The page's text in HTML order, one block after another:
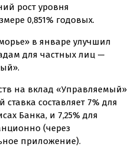
рост уровня
0,851% годовых.
в январе улучшил
для частных лиц —
на вклад «Управляемый»
ставка составляет 7% для
Банка, и 7,25% для
(через
приложение).